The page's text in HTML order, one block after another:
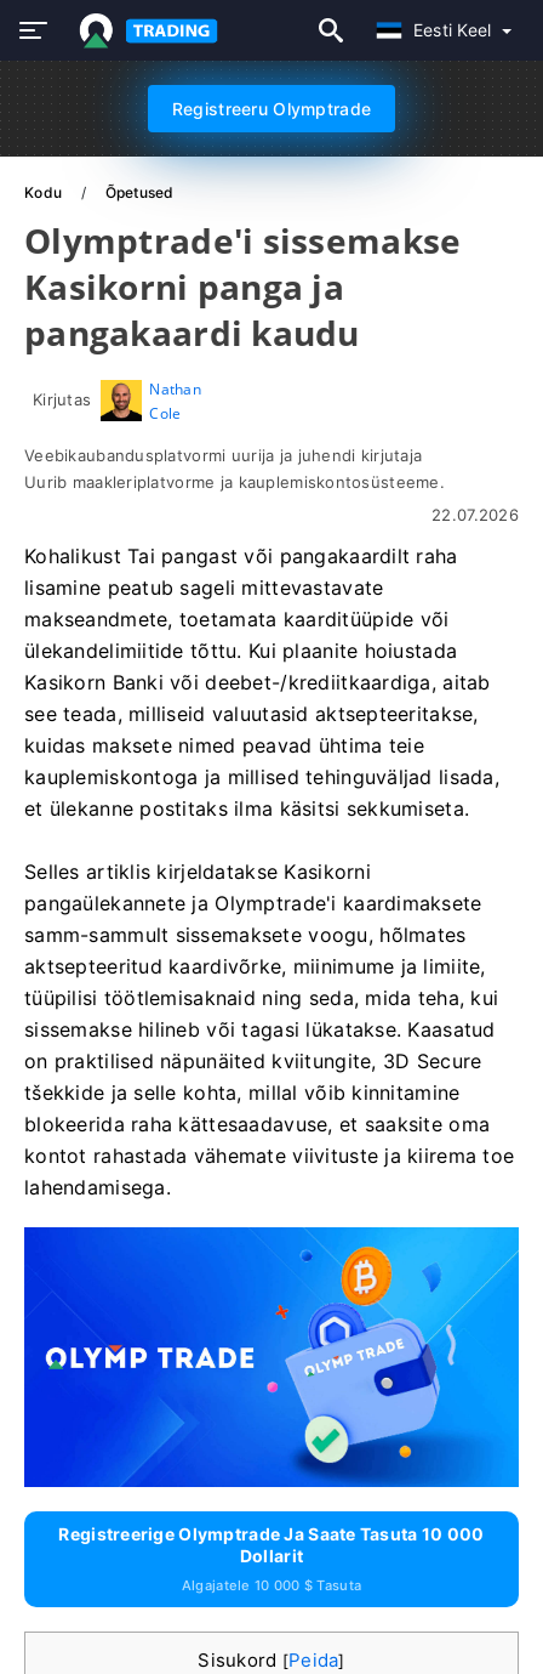
Eesti Keel
Registreeru Olymptrade
Kodu Õpetused
Olymptrade'i sissemakse
Kasikorni panga ja
pangakaardi kaudu
Kirjutas
Nathan
Cole
Veebikaubandusplatvormi uurija ja juhendi kirjutaja
Uurib maakleriplatvorme ja kauplemiskontosüsteeme.
22.07.2026
Kohalikust Tai pangast või pangakaardilt raha
lisamine peatub sageli mittevastavate
makseandmete, toetamata kaarditüüpide või
ülekandelimiitide tõttu. Kui plaanite hoiustada
Kasikorn Banki või deebet-/krediitkaardiga, aitab
see teada, milliseid valuutasid aktsepteeritakse,
kuidas maksete nimed peavad ühtima teie
kauplemiskontoga ja millised tehinguväljad lisada,
et ülekanne postitaks ilma käsitsi sekkumiseta.
Selles artiklis kirjeldatakse Kasikorni
pangaülekannete ja Olymptrade'i kaardimaksete
samm-sammult sissemaksete voogu, hõlmates
aktsepteeritud kaardivõrke, miinimume ja limiite,
tüüpilisi töötlemisaknaid ning seda, mida teha, kui
sissemakse hilineb või tagasi lükatakse. Kaasatud
on praktilised näpunäited kviitungite, 3D Secure
tšekkide ja selle kohta, millal võib kinnitamine
blokeerida raha kättesaadavuse, et saaksite oma
kontot rahastada vähemate viivituste ja kiirema toe
lahendamisega.
Registreerige Olymptrade Ja Saate Tasuta 10 000
Dollarit
Algajatele 10 000 $ Tasuta
Sisukord [Peida]